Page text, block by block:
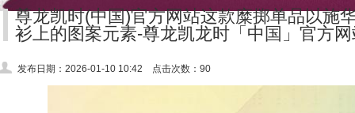
尊龙凯时(中国)官方网站这款糜掷单品以施
衫上的图案元素-尊龙凯龙时「中国」官方
发布日期：2026-01-10 10:42 点击次数：90